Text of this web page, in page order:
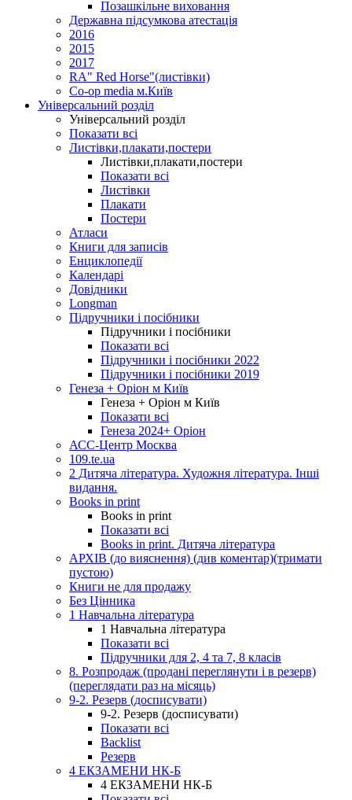
Позашкільне виховання
Державна підсумкова атестація
2016
2015
2017
RA" Red Horse"(листівки)
Co-op media м.Київ
Універсальний розділ
Універсальний розділ
Показати всі
Листівки,плакати,постери
Листівки,плакати,постери
Показати всі
Листівки
Плакати
Постери
Атласи
Книги для записів
Енциклопедії
Календарі
Довідники
Longman
Підручники і посібники
Підручники і посібники
Показати всі
Підручники і посібники 2022
Підручники і посібники 2019
Генеза + Оріон м Київ
Генеза + Оріон м Київ
Показати всі
Генеза 2024+ Оріон
АСС-Центр Москва
109.te.ua
2 Дитяча література. Художня література. Інші
видання.
Books in print
Books in print
Показати всі
Books in print. Дитяча література
АРХІВ (до вияснення) (див коментар)(тримати
пустою)
Книги не для продажу
Без Цінника
1 Навчальна література
1 Навчальна література
Показати всі
Підручники для 2, 4 та 7, 8 класів
8. Розпродаж (продані переглянути і в резерв)
(переглядати раз на місяць)
9-2. Резерв (досписувати)
9-2. Резерв (досписувати)
Показати всі
Backlist
Резерв
4 ЕКЗАМЕНИ НК-Б
4 ЕКЗАМЕНИ НК-Б